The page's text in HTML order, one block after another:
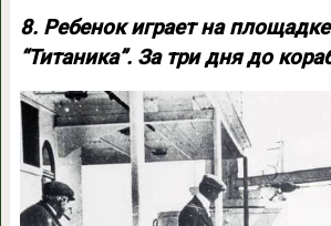
8. Ребенок играет на
“Титаника”. За три дня до